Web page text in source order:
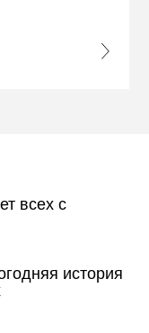
Next
всех с
история